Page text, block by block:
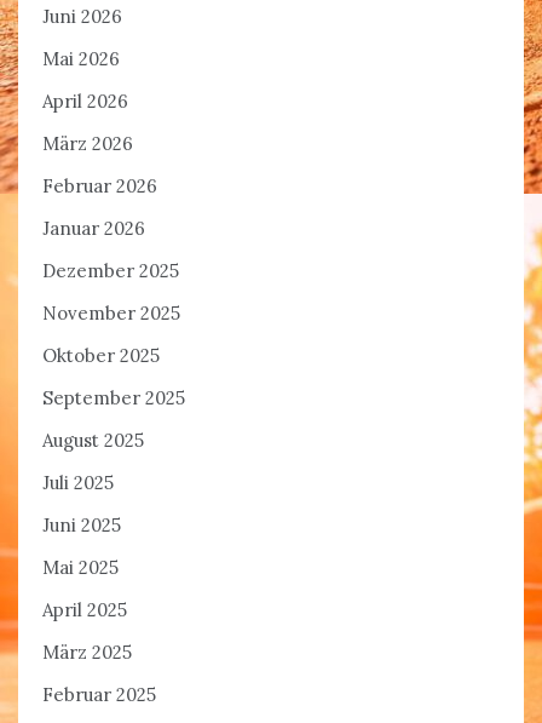
Juni 2026
Mai 2026
April 2026
März 2026
Februar 2026
Januar 2026
Dezember 2025
November 2025
Oktober 2025
September 2025
August 2025
Juli 2025
Juni 2025
Mai 2025
April 2025
März 2025
Februar 2025